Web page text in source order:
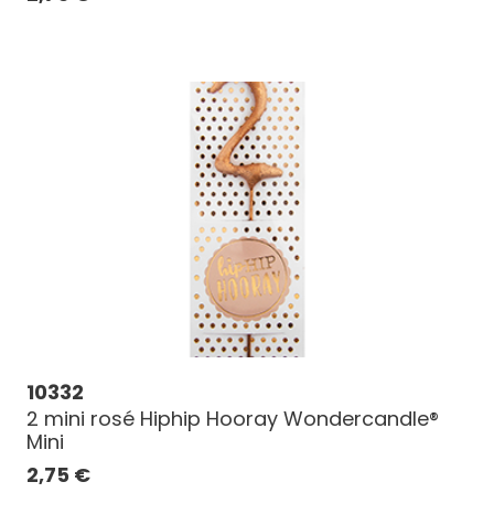
10332
2 mini rosé Hiphip Hooray Wondercandle®
Mini
2,75 €